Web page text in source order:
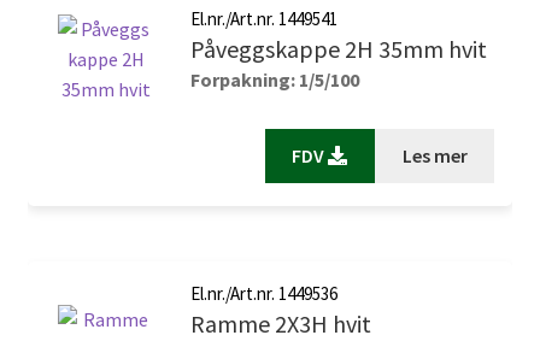
El.nr./Art.nr. 1449541
Påveggskappe 2H 35mm hvit
Forpakning: 1/5/100
FDV Les mer
El.nr./Art.nr. 1449536
Ramme 2X3H hvit